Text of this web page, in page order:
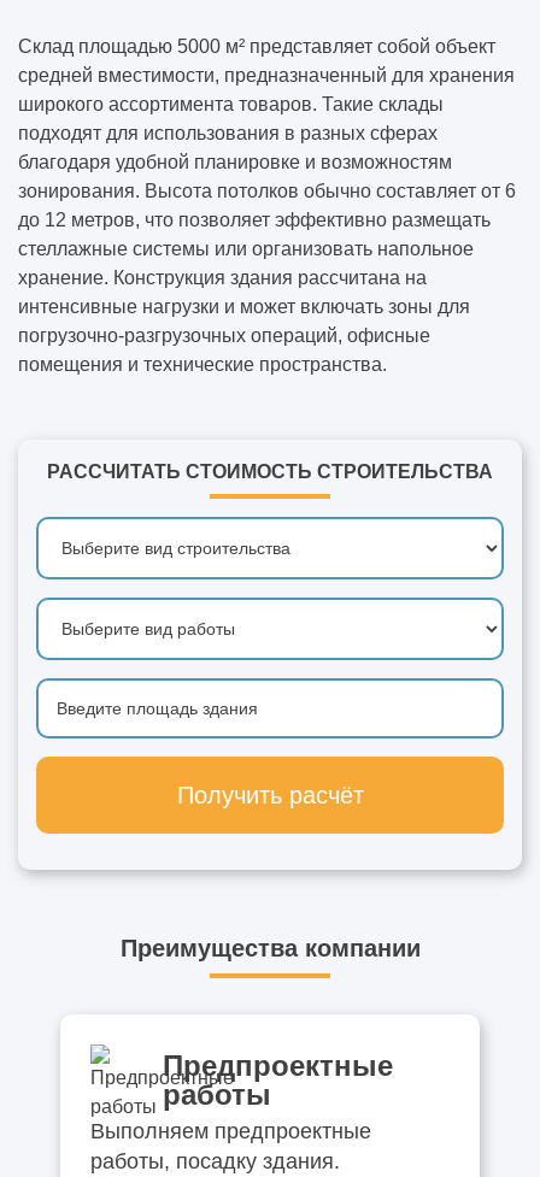
Склад площадью 5000 м² представляет собой объект
средней вместимости, предназначенный для хранения
широкого ассортимента товаров. Такие склады
подходят для использования в разных сферах
благодаря удобной планировке и возможностям
зонирования. Высота потолков обычно составляет от 6
до 12 метров, что позволяет эффективно размещать
стеллажные системы или организовать напольное
хранение. Конструкция здания рассчитана на
интенсивные нагрузки и может включать зоны для
погрузочно-разгрузочных операций, офисные
помещения и технические пространства.
РАССЧИТАТЬ СТОИМОСТЬ СТРОИТЕЛЬСТВА
Получить расчёт
Преимущества компании
Предпроектные
работы
Выполняем предпроектные
работы, посадку здания.